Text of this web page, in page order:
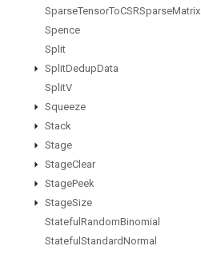
SparseTensorToCSRSparseMatrix
Spence
Split
SplitDedupData
SplitV
Squeeze
Stack
Stage
StageClear
StagePeek
StageSize
Stateful RandomBinomial
Stateful StandardNormal